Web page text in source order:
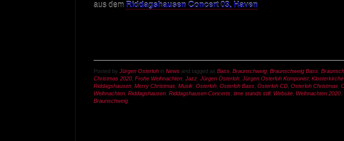
aus dem Riddagshausen Concert 03, Haven
Posted by Jürgen Osterloh in News and tagged as Bass Braunschweig Braunschweig Bass
Christmas 2020 Frohe Weihnachten Jazz Jürgen Osterloh Jürgen Osterloh Komponist, Klosterkirche
Riddagshausen Merry Christmas Musik Osterloh Osterloh Bass Osterloh CD Osterloh Christmas
Weihnachten Riddagshausen Riddagshausen Concerts time stands still, Website Weihnachten 2020
Braunschweig